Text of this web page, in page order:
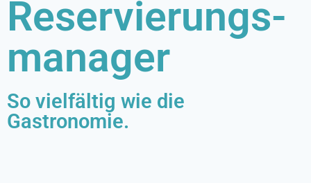
Reservierungs-
manager
So vielfältig wie die
Gastronomie.